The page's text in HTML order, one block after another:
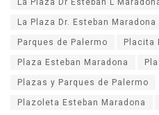
La Plaza Dr Esteban L
La Plaza Dr. Esteban Maradona
Parques de Palermo Placita
Plaza Esteban Maradona
Plazas y Parques de Palermo
Plazoleta Esteban Maradona